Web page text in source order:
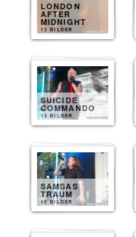
LONDON
AFTER
MIDNIGHT
13 BILDER
SUICIDE
COMMANDO
13 BILDER
SAMSAS
TRAUM
10 BILDER